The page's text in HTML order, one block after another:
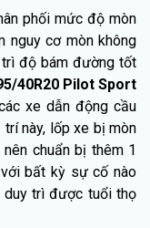
phối mức độ mòn
nguy cơ mòn không
độ bám đường tốt
40R20 Pilot Sport
xe dẫn động cầu
này, lốp xe bị mòn
chuẩn bị thêm 1
bất kỳ sự cố nào
trì được tuổi thọ